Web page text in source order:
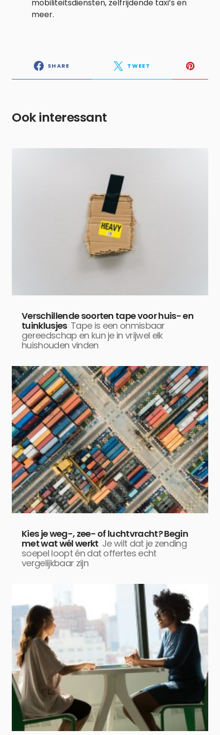
mobiliteitsdiensten, zelfrijdende taxi’s en
meer.
SHARE TWEET
Ook interessant
Verschillende soorten tape voor huis- en
tuinklusjes Tape is een onmisbaar
gereedschap en kun je in vrijwel elk
huishouden vinden
Kies je weg-, zee- of luchtvracht? Begin
met wat wél werkt Je wilt dat je zending
soepel loopt én dat offertes echt
vergelijkbaar zijn